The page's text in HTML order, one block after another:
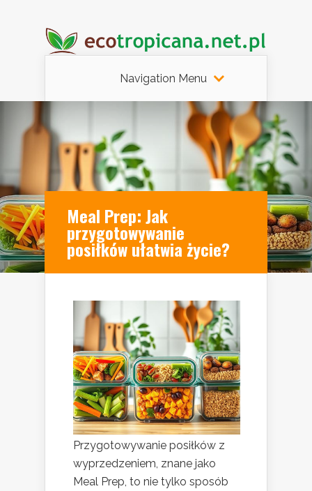
Navigation Menu
Meal Prep: Jak
przygotowywanie
posiłków ułatwia życie?
Przygotowywanie posiłków z
wyprzedzeniem, znane jako
Meal Prep, to nie tylko sposób